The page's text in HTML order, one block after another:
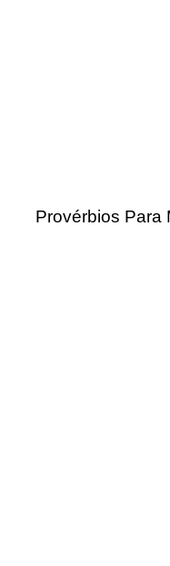
Provérbios Para